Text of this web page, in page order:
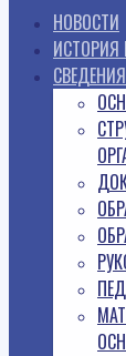
НОВОСТИ
ИСТОРИЯ